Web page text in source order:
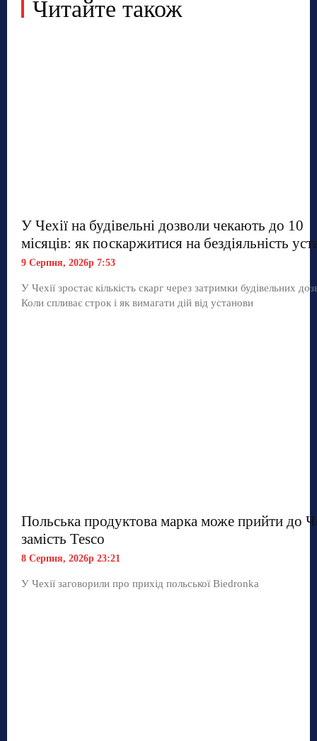
Читайте також
У Чехії на будівельні дозволи чекають до 10
місяців: як поскаржитися на бездіяльність
9 Серпня, 2026р 7:53
У Чехії зростає кількість скарг через затримки будівельних
Коли спливає строк і як вимагати дій від установи
Польська продуктова марка може прийти до
замість Tesco
8 Серпня, 2026р 23:21
У Чехії заговорили про прихід польської Biedronka